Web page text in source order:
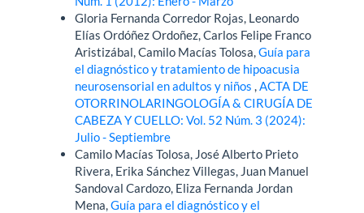
Gloria Fernanda Corredor Rojas, Leonardo
Elías Ordóñez Ordoñez, Carlos Felipe Franco
Aristizábal, Camilo Macías Tolosa,Guía para
el diagnóstico y tratamiento de hipoacusia
neurosensorial en adultos y niños,ACTA DE
OTORRINOLARINGOLOGÍA & CIRUGÍA DE
CABEZA Y CUELLO: Vol. 52 Núm. 3 (2024):
Julio - Septiembre
Camilo Macías Tolosa, José Alberto Prieto
Rivera, Erika Sánchez Villegas, Juan Manuel
Sandoval Cardozo, Eliza Fernanda Jordan
Mena,Guía para el diagnóstico y el